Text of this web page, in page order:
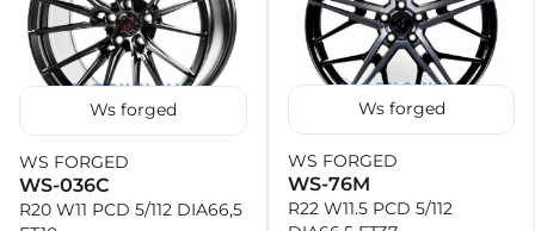
Ws forged
WS FORGED
WS-036C
R20 W11 PCD 5/112 DIA66,5
Ws forged
WS FORGED
WS-76M
R22 W11.5 PCD 5/112